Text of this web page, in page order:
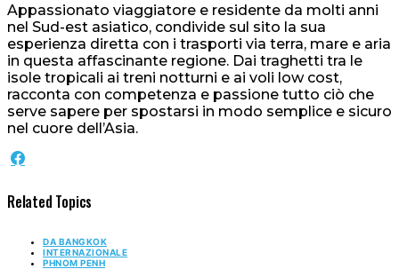
Appassionato viaggiatore e residente da molti anni
nel Sud-est asiatico, condivide sul sito la sua
esperienza diretta con i trasporti via terra, mare e aria
in questa affascinante regione. Dai traghetti tra le
isole tropicali ai treni notturni e ai voli low cost,
racconta con competenza e passione tutto ciò che
serve sapere per spostarsi in modo semplice e sicuro
nel cuore dell’Asia.
Related Topics
DA BANGKOK
INTERNAZIONALE
PHNOM PENH